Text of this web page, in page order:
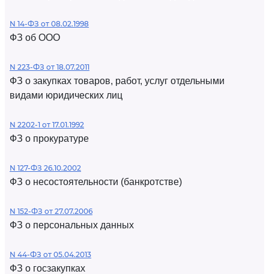
N 14-ФЗ от 08.02.1998
ФЗ об ООО
N 223-ФЗ от 18.07.2011
ФЗ о закупках товаров, работ, услуг отдельными
видами юридических лиц
N 2202-1 от 17.01.1992
ФЗ о прокуратуре
N 127-ФЗ 26.10.2002
ФЗ о несостоятельности (банкротстве)
N 152-ФЗ от 27.07.2006
ФЗ о персональных данных
N 44-ФЗ от 05.04.2013
ФЗ о госзакупках